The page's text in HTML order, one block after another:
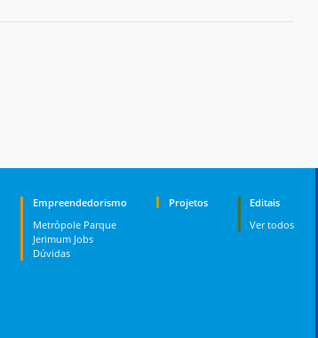
Empreendedorismo
Metrópole Parque
Jerimum Jobs
Dúvidas
Projetos
Editais
Ver todos